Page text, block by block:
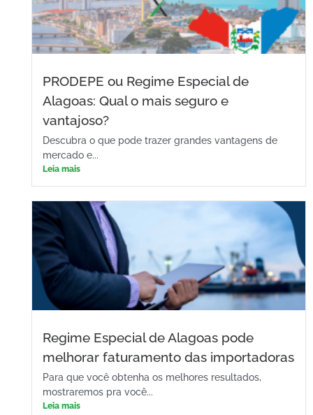
PRODEPE ou Regime Especial de
Alagoas: Qual o mais seguro e
vantajoso?
Descubra o que pode trazer grandes vantagens de
mercado e...
Leia mais
Regime Especial de Alagoas pode
melhorar faturamento das importadoras
Para que você obtenha os melhores resultados,
mostraremos pra você...
Leia mais